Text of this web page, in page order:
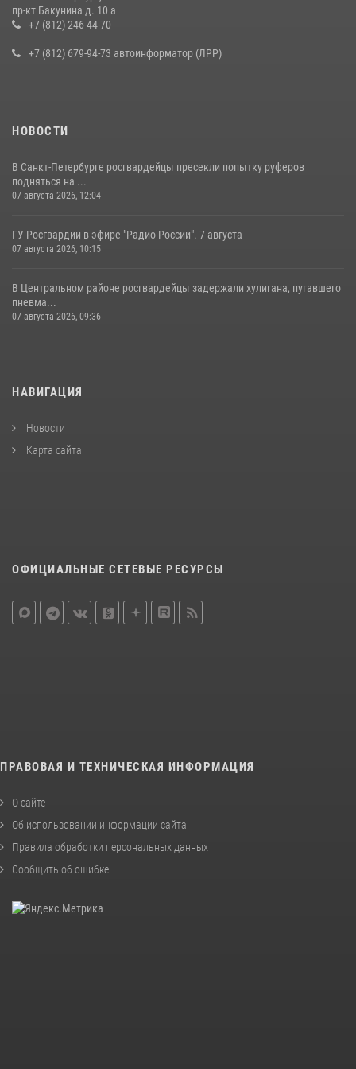
В Ленобласти сотрудники Росгвардии провели встречу с
воспитанниками детского клуба «Умные каникулы»
пр-кт Бакунина д. 10 а
+7 (812) 246-44-70
+7 (812) 679-94-73 автоинформатор (ЛРР)
НОВОСТИ
В Санкт-Петербурге росгвардейцы пресекли попытку руферов
подняться на ...
07 августа 2026, 12:04
ГУ Росгвардии в эфире "Радио России". 7 августа
07 августа 2026, 10:15
В Центральном районе росгвардейцы задержали хулигана, пугавшего
пневма...
07 августа 2026, 09:36
НАВИГАЦИЯ
Новости
Карта сайта
ОФИЦИАЛЬНЫЕ СЕТЕВЫЕ РЕСУРСЫ
ПРАВОВАЯ И ТЕХНИЧЕСКАЯ ИНФОРМАЦИЯ
О сайте
Об использовании информации сайта
Правила обработки персональных данных
Сообщить об ошибке